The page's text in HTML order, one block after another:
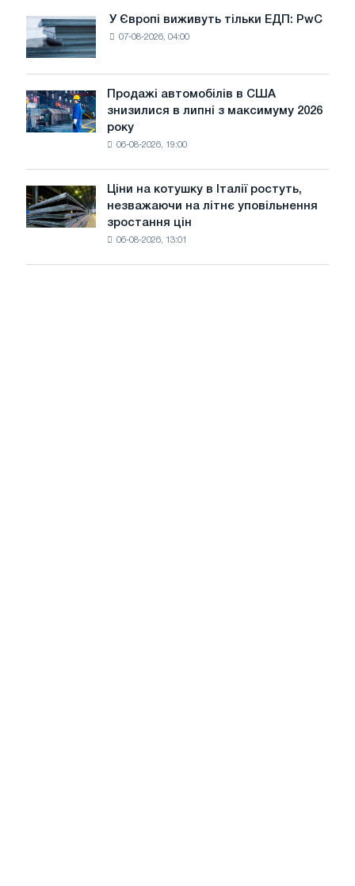
трамвайних
колій
Москви
і
Ярославля
Європі
виживуть
тільки
ЕДП:
PwC
У Європі виживуть тільки ЕДП: PwC
07-08-2026, 04:00
Продажі
автомобілів
в
липні
з
максимуму
року
Продажі автомобілів в США
знизилися в липні з максимуму 2026
року
06-08-2026, 19:00
Ціни
на
котушку
Ціни на котушку в Італії ростуть,
незважаючи на літнє уповільнення
зростання цін
06-08-2026, 13:01